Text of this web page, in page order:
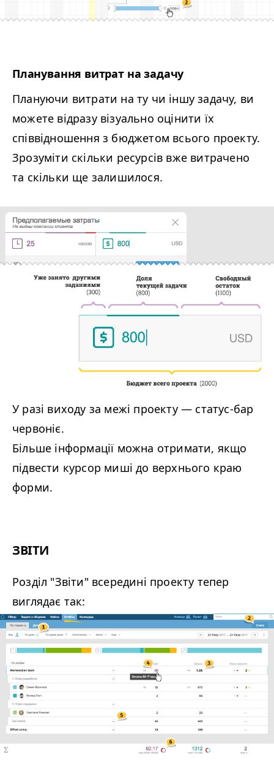
Планування витрат на задачу
Плануючи витрати на ту чи іншу задачу, ви
можете відразу візуально оцінити їх
співвідношення з бюджетом всього проекту.
Зрозуміти скільки ресурсів вже витрачено
та скільки ще залишилося.
У разі виходу за межі проекту — статус-бар
червоніє.
Більше інформації можна отримати, якщо
підвести курсор миші до верхнього краю
форми.
ЗВІТИ
Розділ "Звіти" всередині проекту тепер
виглядає так: